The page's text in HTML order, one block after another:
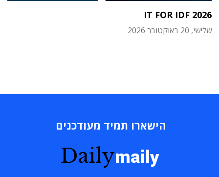
IT FOR IDF 2026
שלישי, 20 באוקטובר 2026
הישארו תמיד מעודכנים
Dailymaily